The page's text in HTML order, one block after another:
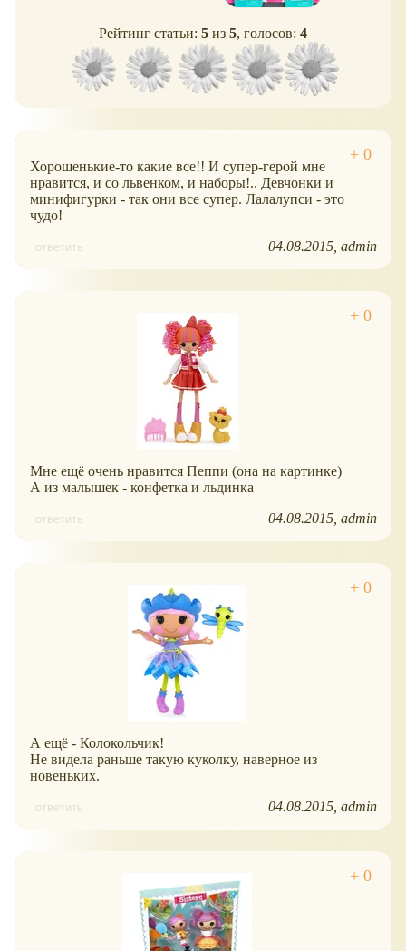
Рейтинг статьи: 5 из 5, голосов: 4
Хорошенькие-то какие все!! И супер-герой мне
нравится, и со львенком, и наборы!.. Девчонки и
минифигурки - так они все супер. Лалалупси - это
чудо!
ответить 04.08.2015 admin
Мне ещё очень нравится Пеппи (она на картинке)
А из малышек - конфетка и льдинка
ответить 04.08.2015 admin
А ещё - Колокольчик!
Не видела раньше такую куколку, наверное из
новеньких.
ответить 04.08.2015 admin